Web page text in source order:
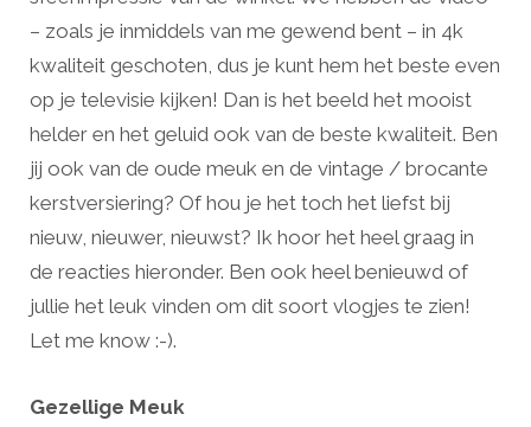
– zoals je inmiddels van me gewend bent – in 4k
kwaliteit geschoten, dus je kunt hem het beste even
op je televisie kijken! Dan is het beeld het mooist
helder en het geluid ook van de beste kwaliteit. Ben
jij ook van de oude meuk en de vintage / brocante
kerstversiering? Of hou je het toch het liefst bij
nieuw, nieuwer, nieuwst? Ik hoor het heel graag in
de reacties hieronder. Ben ook heel benieuwd of
jullie het leuk vinden om dit soort vlogjes te zien!
Let me know :-).
Gezellige Meuk